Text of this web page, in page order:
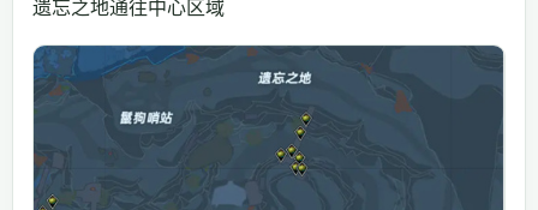
遗忘之地通往中心区域